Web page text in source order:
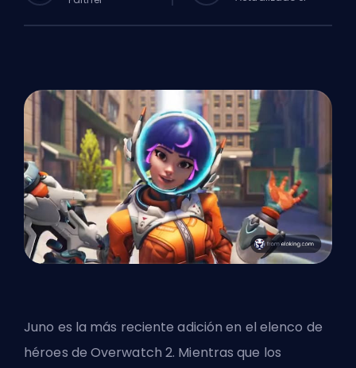
Juno es la más reciente adición en el elenco de
héroes de Overwatch 2. Mientras que los